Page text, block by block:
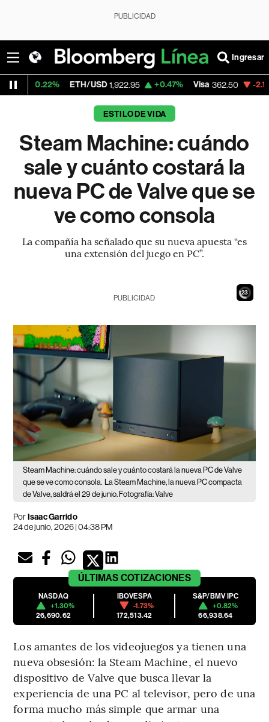
PUBLICIDAD
Ingresar
ETH/USD 1,922.95 +0.47% Visa 362.50 -2.15%
ESTILO DE VIDA
Steam Machine: cuándo
sale y cuánto costará la
nueva PC de Valve que se
ve como consola
La compañía ha señalado que su nueva apuesta “es
una extensión del juego en PC”.
21
PUBLICIDAD
Steam Machine: cuándo sale y cuánto costará la nueva PC de Valve
que se ve como consola.
La Steam Machine, la nueva PC compacta
de Valve, saldrá el 29 de junio. Fotografía: Valve
PorIsaac Garrido
24 de junio, 2026 | 04:38 PM
ÚLTIMAS COTIZACIONES
NASDAQ
+1.30%
26,690.62
IBOVESPA
-1.73%
172,513.42
S&P/BMV IPC
+0.82%
66,938.64
Los amantes de los videojuegos ya tienen una
nueva obsesión: la Steam Machine, el nuevo
dispositivo de Valve que busca llevar la
experiencia de una PC al televisor, pero de una
forma mucho más simple que armar una